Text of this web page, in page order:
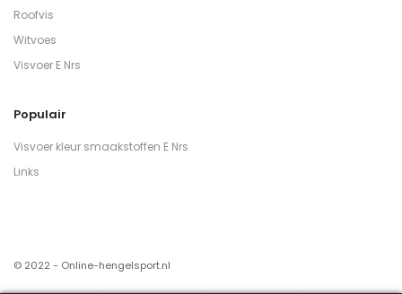
Roofvis
Witvoes
Visvoer E Nrs
Populair
Visvoer kleur smaakstoffen E Nrs
Links
© 2022 - Online-hengelsport.nl